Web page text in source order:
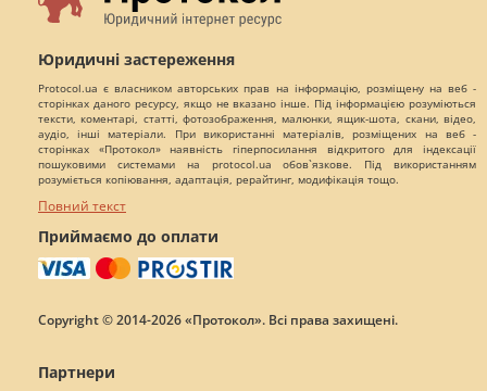
Юридичні застереження
Protocol.ua є власником авторських прав на інформацію, розміщену на веб -
сторінках даного ресурсу, якщо не вказано інше. Під інформацією розуміються
тексти, коментарі, статті, фотозображення, малюнки, ящик-шота, скани, відео,
аудіо, інші матеріали. При використанні матеріалів, розміщених на веб -
сторінках «Протокол» наявність гіперпосилання відкритого для індексації
пошуковими системами на protocol.ua обов`язкове. Під використанням
розуміється копіювання, адаптація, рерайтинг, модифікація тощо.
Повний текст
Приймаємо до оплати
Copyright © 2014-2026 «Протокол». Всі права захищені.
Партнери